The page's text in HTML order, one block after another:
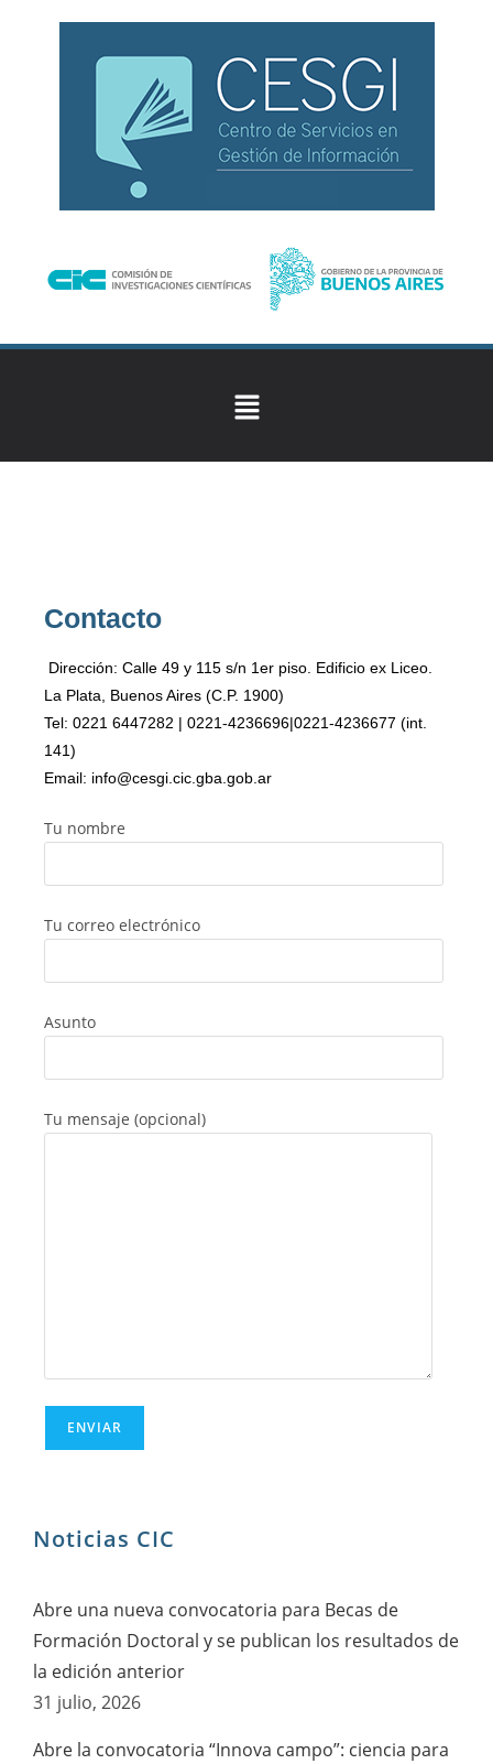
Contacto
Dirección: Calle 49 y 115 s/n 1er piso. Edificio ex Liceo.
La Plata, Buenos Aires (C.P. 1900)
Tel: 0221 6447282 | 0221-4236696|0221-4236677 (int.
141)
Email: info@cesgi.cic.gba.gob.ar
Tu nombre
Tu correo electrónico
Asunto
Tu mensaje (opcional)
Noticias CIC
Abre una nueva convocatoria para Becas de
Formación Doctoral y se publican los resultados de
la edición anterior
31 julio, 2026
Abre la convocatoria “Innova campo”: ciencia para